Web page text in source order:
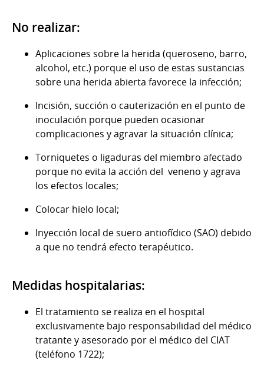
No realizar:
Aplicaciones sobre la herida (queroseno, barro,
alcohol, etc.) porque el uso de estas sustancias
sobre una herida abierta favorece la infección;
Incisión, succión o cauterización en el punto de
inoculación porque pueden ocasionar
complicaciones y agravar la situación clínica;
Torniquetes o ligaduras del miembro afectado
porque no evita la acción del veneno y agrava
los efectos locales;
Colocar hielo local;
Inyección local de suero antiofídico (SAO) debido
a que no tendrá efecto terapéutico.
Medidas hospitalarias:
El tratamiento se realiza en el hospital
exclusivamente bajo responsabilidad del médico
tratante y asesorado por el médico del CIAT
(teléfono 1722);